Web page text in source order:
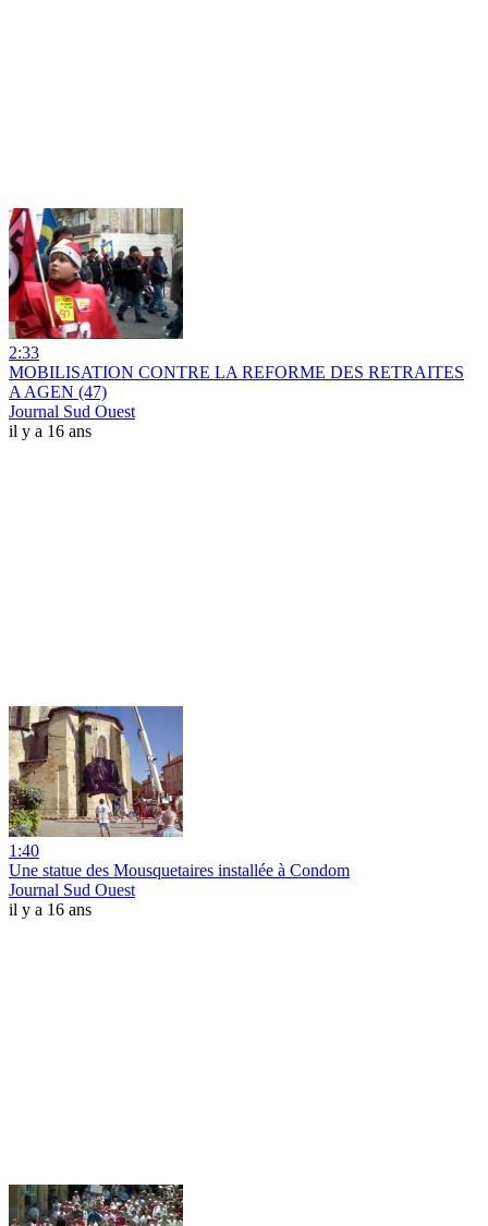
2:33
MOBILISATION CONTRE LA REFORME DES RETRAITES
A AGEN (47)
Journal Sud Ouest
il y a 16 ans
1:40
Une statue des Mousquetaires installée à Condom
Journal Sud Ouest
il y a 16 ans